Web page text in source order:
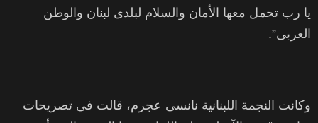
يا رب تحمل معها الأمان والسلام لبلدى لبنان والوطن
العربى”.
وكانت النجمة اللبنانية نانسى عجرم، قالت فى تصريحات